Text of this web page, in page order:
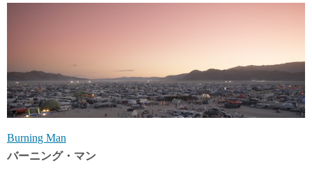
Burning Man
バーニング・マン